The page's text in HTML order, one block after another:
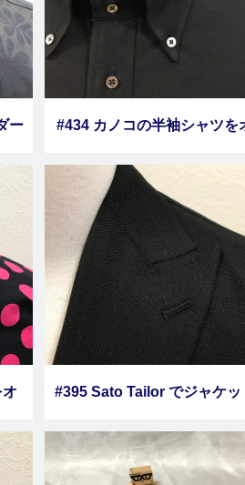
ー #434 カノコの半袖シャツを
しました その１
#395 Sato Tailor でジャケッ
ダーしました その９